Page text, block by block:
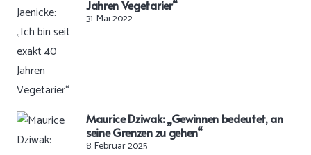
Jahren Vegetarier“
31. Mai 2022
Maurice Dziwak: „Gewinnen bedeutet, an
seine Grenzen zu gehen“
8. Februar 2025